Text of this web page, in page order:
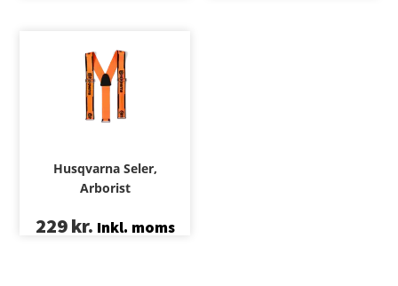
Husqvarna Seler,
Arborist
229kr. Inkl. moms